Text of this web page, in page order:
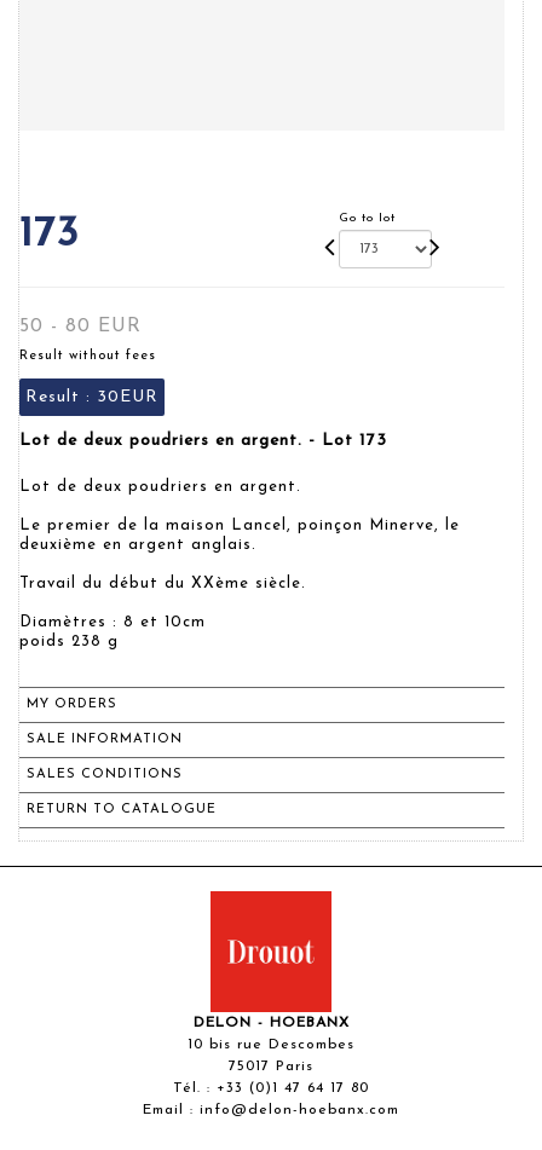
173 Go to lot
50 - 80 EUR
Result without fees
Result : 30EUR
Lot de deux poudriers en argent. - Lot 173
Lot de deux poudriers en argent.
Le premier de la maison Lancel, poinçon Minerve, le
deuxième en argent anglais.
Travail du début du XXème siècle.
Diamètres : 8 et 10cm
poids 238 g
MY ORDERS
SALE INFORMATION
SALES CONDITIONS
RETURN TO CATALOGUE
DELON - HOEBANX
10 bis rue Descombes
75017 Paris
Tél. : +33 (0)1 47 64 17 80
Email : info@delon-hoebanx.com